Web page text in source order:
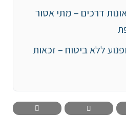
דרכים – מתי אסור
ללא ביטוח – זכאות